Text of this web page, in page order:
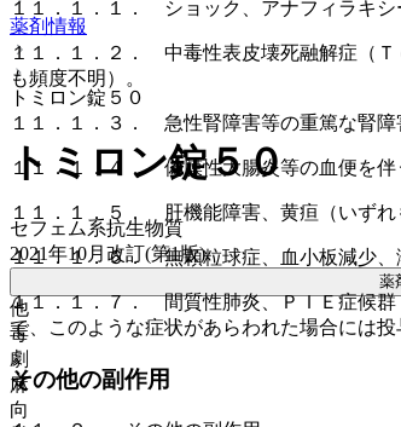
１１．１．１． ショック、アナフィラキシ
１１．１．２． 中毒性表皮壊死融解症（
も頻度不明）。
１１．１．３． 急性腎障害等の重篤な腎障
１１．１．４． 偽膜性大腸炎等の血便を伴
１１．１．５． 肝機能障害、黄疸（いずれ
１１．１．６． 無顆粒球症、血小板減少、
１１．１．７． 間質性肺炎、ＰＩＥ症候群
で、このような症状があらわれた場合には
その他の副作用
薬剤情報
トミロン錠５０
トミロン錠５０
セフェム系抗生物質
2021年10月改訂(第1版)
薬
他
毒
劇
麻
向